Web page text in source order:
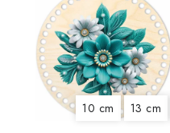
10 cm 13 cm